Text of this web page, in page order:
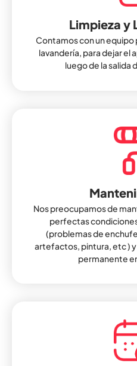
Limpieza y
Contamos con un equipo
lavandería, para dejar
luego de la salida
Nos preocupamos de
perfectas
(problemas de
artefactos, pintura, etc )
permanente